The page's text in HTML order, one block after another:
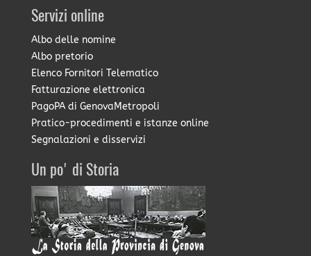
Servizi online
Albo delle nomine
Albo pretorio
Elenco Fornitori Telematico
Fatturazione elettronica
PagoPA di GenovaMetropoli
Pratico-procedimenti e istanze online
Segnalazioni e disservizi
Un po' di Storia